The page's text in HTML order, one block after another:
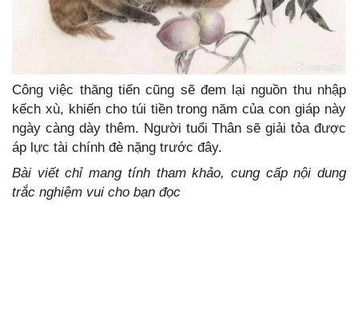
Công việc thăng tiến cũng sẽ đem lại nguồn thu nhập
kếch xù, khiến cho túi tiền trong năm của con giáp này
ngày càng dày thêm. Người tuổi Thân sẽ giải tỏa được
áp lực tài chính đè nặng trước đây.
Bài viết chỉ mang tính tham khảo, cung cấp nội dung
trắc nghiệm vui cho bạn đọc